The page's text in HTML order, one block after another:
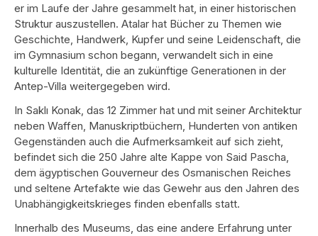
er im Laufe der Jahre gesammelt hat, in einer historischen
Struktur auszustellen. Atalar hat Bücher zu Themen wie
Geschichte, Handwerk, Kupfer und seine Leidenschaft, die
im Gymnasium schon begann, verwandelt sich in eine
kulturelle Identität, die an zukünftige Generationen in der
Antep-Villa weitergegeben wird.
In Saklı Konak, das 12 Zimmer hat und mit seiner Architektur
neben Waffen, Manuskriptbüchern, Hunderten von antiken
Gegenständen auch die Aufmerksamkeit auf sich zieht,
befindet sich die 250 Jahre alte Kappe von Said Pascha,
dem ägyptischen Gouverneur des Osmanischen Reiches
und seltene Artefakte wie das Gewehr aus den Jahren des
Unabhängigkeitskrieges finden ebenfalls statt.
Innerhalb des Museums, das eine andere Erfahrung unter